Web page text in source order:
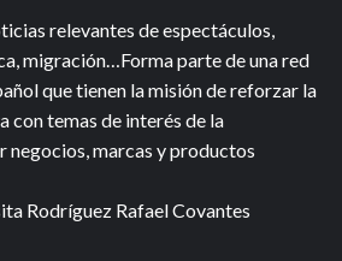
relevantes de espectáculos,
migración…Forma parte de una red
que tienen la misión de reforzar la
temas de interés de la
negocios, marcas y productos
Rodríguez Rafael Covantes